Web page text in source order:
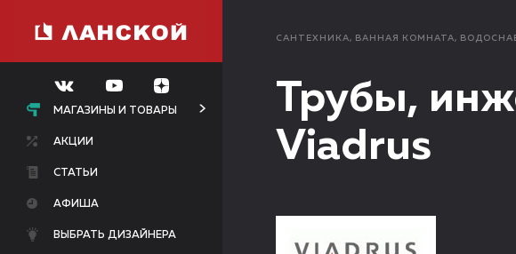
МАГАЗИНЫ И ТОВАРЫ
АКЦИИ
СТАТЬИ
АФИША
ВЫБРАТЬ ДИЗАЙНЕРА
САНТЕХНИКА, ВАННАЯ КОМНАТА,
Трубы,
Viadrus